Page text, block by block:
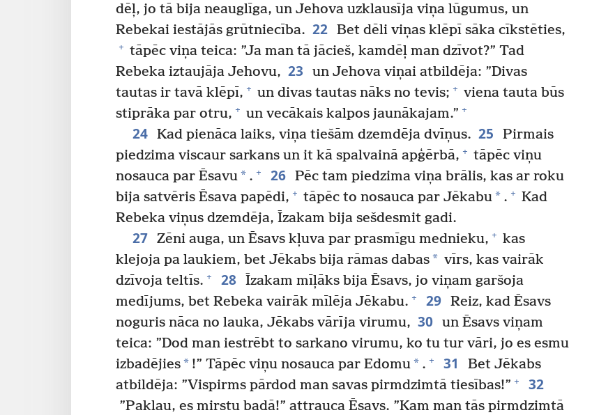
dēļ, jo tā bija neauglīga, un Jehova uzklausīja viņa lūgumus, un
Rebekai iestājās grūtniecība. 22 Bet dēli viņas klēpī sāka cīkstēties,
+ tāpēc viņa teica: ”Ja man tā jācieš, kamdēļ man dzīvot?” Tad
Rebeka iztaujāja Jehovu, 23
un Jehova viņai atbildēja: ”Divas
tautas ir tavā klēpī, + un divas tautas nāks no tevis; + viena tauta būs
stiprāka par otru, + un vecākais kalpos jaunākajam.” +
24 Kad pienāca laiks, viņa tiešām dzemdēja dvīņus. 25
Pirmais
piedzima viscaur sarkans un it kā spalvainā apģērbā, + tāpēc viņu
nosauca par Ēsavu* . + 26 Pēc tam piedzima viņa brālis, kas ar roku
bija satvēris Ēsava papēdi, + tāpēc to nosauca par Jēkabu* . + Kad
Rebeka viņus dzemdēja, Īzakam bija sešdesmit gadi.
27 Zēni auga, un Ēsavs kļuva par prasmīgu mednieku, + kas
klejoja pa laukiem, bet Jēkabs bija rāmas dabas* vīrs, kas vairāk
dzīvoja teltīs. + 28 Īzakam mīļāks bija Ēsavs, jo viņam garšoja
medījums, bet Rebeka vairāk mīlēja Jēkabu. + 29 Reiz, kad Ēsavs
noguris nāca no lauka, Jēkabs vārīja virumu, 30 un Ēsavs viņam
teica: ”Dod man iestrēbt to sarkano virumu, ko tu tur vāri, jo es esmu
izbadējies* !” Tāpēc viņu nosauca par Edomu* . + 31
Bet Jēkabs
atbildēja: ”Vispirms pārdod man savas pirmdzimtā tiesības!” + 32
”Paklau, es mirstu badā!” attrauca Ēsavs. ”Kam man tās pirmdzimtā